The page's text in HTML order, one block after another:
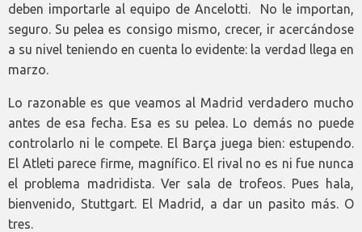
deben importarle al equipo de Ancelotti. No le importan,
seguro. Su pelea es consigo mismo, crecer, ir acercándose
a su nivel teniendo en cuenta lo evidente: la verdad llega en
marzo.
Lo razonable es que veamos al Madrid verdadero mucho
antes de esa fecha. Esa es su pelea. Lo demás no puede
controlarlo ni le compete. El Barça juega bien: estupendo.
El Atleti parece firme, magnífico. El rival no es ni fue nunca
el problema madridista. Ver sala de trofeos. Pues hala,
bienvenido, Stuttgart. El Madrid, a dar un pasito más. O
tres.